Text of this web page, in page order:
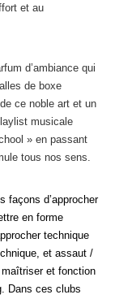
et au
d’ambiance qui
de boxe
ce noble art et un
musicale
» en passant
tous nos sens.
façons d’approcher
en forme
technique
et assaut /
et fonction
Dans ces clubs